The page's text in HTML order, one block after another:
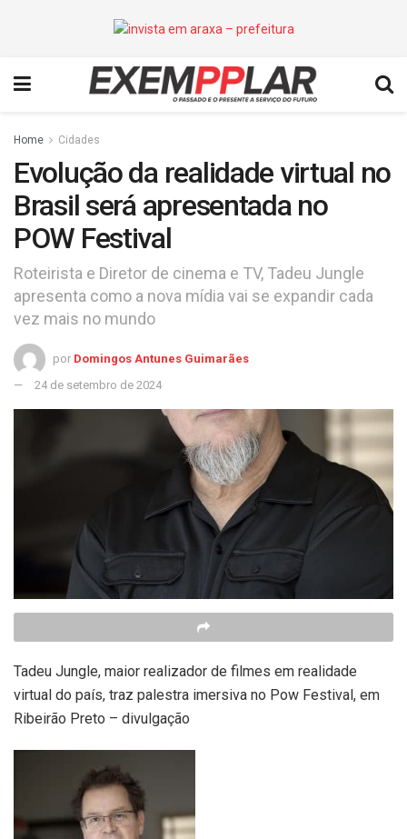
Home Cidades
Evolução da realidade virtual no
Brasil será apresentada no
POW Festival
Roteirista e Diretor de cinema e TV, Tadeu Jungle
apresenta como a nova mídia vai se expandir cada
vez mais no mundo
por Domingos Antunes Guimarães
24 de setembro de 2024
Tadeu Jungle, maior realizador de filmes em realidade
virtual do país, traz palestra imersiva no Pow Festival, em
Ribeirão Preto – divulgação